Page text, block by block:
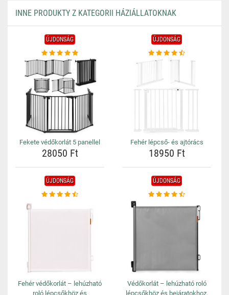
INNE PRODUKTY Z KATEGORII HÁZIÁLLATOKNAK
ÚJDONSÁG
Fekete védőkorlát 5 panellel
28050 Ft
ÚJDONSÁG
Fehér lépcső- és ajtórács
18950 Ft
ÚJDONSÁG
Fehér védőkorlát – lehúzható
roló lépcsőkhöz és
ÚJDONSÁG
Védőkorlát – lehúzható roló
lépcsőkhöz és bejáratokhoz,